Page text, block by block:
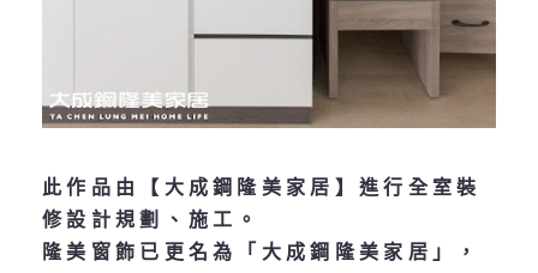
此作品由【大成鋼隆美家居】進行全室裝
修設計規劃、施工。
隆美窗飾已更名為「大成鋼隆美家居」，